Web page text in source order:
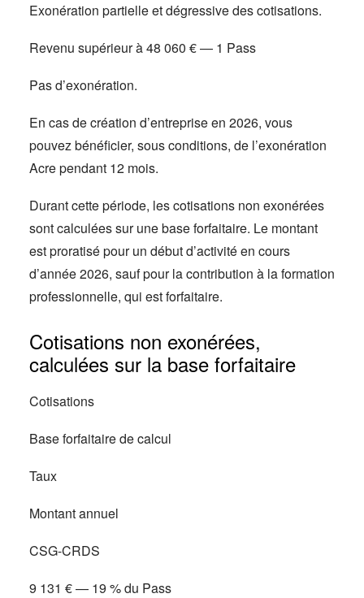
Exonération partielle et dégressive des cotisations.
Revenu supérieur à 48 060 € — 1 Pass
Pas d’exonération.
En cas de création d’entreprise en 2026, vous
pouvez bénéficier, sous conditions, de l’exonération
Acre pendant 12 mois.
Durant cette période, les cotisations non exonérées
sont calculées sur une base forfaitaire. Le montant
est proratisé pour un début d’activité en cours
d’année 2026, sauf pour la contribution à la formation
professionnelle, qui est forfaitaire.
Cotisations non exonérées,
calculées sur la base forfaitaire
Cotisations
Base forfaitaire de calcul
Taux
Montant annuel
CSG-CRDS
9 131 € — 19 % du Pass